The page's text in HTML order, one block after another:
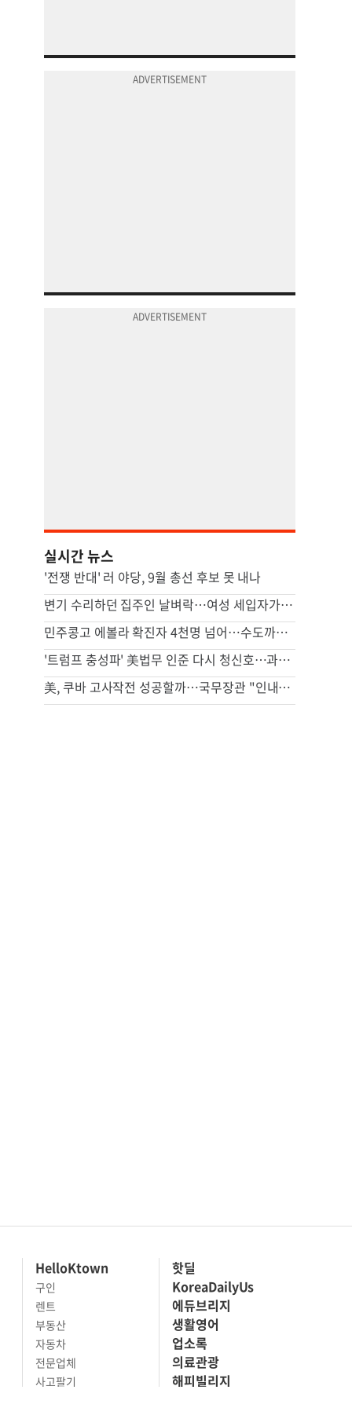
실시간 뉴스
'전쟁 반대' 러 야당, 9월 총선 후보 못 내나
변기 수리하던 집주인 날벼락…여성 세입자가 흉기로 찔렀다
민주콩고 에볼라 확진자 4천명 넘어…수도까지 번질라 비상
'트럼프 충성파' 美법무 인준 다시 청신호…과반 찬성표 확보(종합)
美, 쿠바 고사작전 성공할까…국무장관 "인내와 끈기로 옥죌 것"
HelloKtown
구인
렌트
부동산
자동차
전문업체
사고팔기
핫딜
KoreaDailyUs
에듀브리지
생활영어
업소록
의료관광
해피빌리지